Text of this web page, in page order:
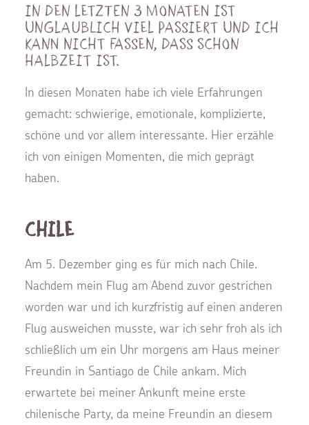
In den letzten 3 Monaten ist
unglaublich viel passiert und ich
kann nicht fassen, dass schon
Halbzeit ist.
In diesen Monaten habe ich viele Erfahrungen
gemacht: schwierige, emotionale, komplizierte,
schöne und vor allem interessante. Hier erzähle
ich von einigen Momenten, die mich geprägt
haben.
Chile
Am 5. Dezember ging es für mich nach Chile.
Nachdem mein Flug am Abend zuvor gestrichen
worden war und ich kurzfristig auf einen anderen
Flug ausweichen musste, war ich sehr froh als ich
schließlich um ein Uhr morgens am Haus meiner
Freundin in Santiago de Chile ankam. Mich
erwartete bei meiner Ankunft meine erste
chilenische Party, da meine Freundin an diesem